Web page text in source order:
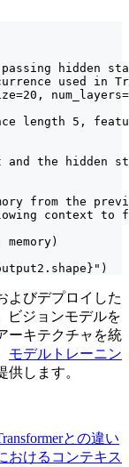
hidden
used in
length 5,
the hidden
from the
context to
よびデプロイした
ビジョンモデルを
ーキテクチャを統
モデルトレーニン
します。
との違い
おけるコンテキス